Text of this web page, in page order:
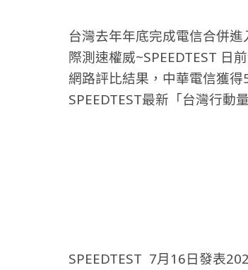
台灣去年年底完成電信合併
際測速權威~SPEEDTEST 日
網路評比結果，中華電信獲
SPEEDTEST最新「台灣行動
SPEEDTEST 7月16日發表